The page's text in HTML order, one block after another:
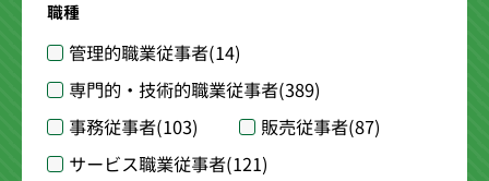
職種
管理的職業従事者(14)
専門的・技術的職業従事者(389)
事務従事者(103) 販売従事者(87)
サービス職業従事者(121)